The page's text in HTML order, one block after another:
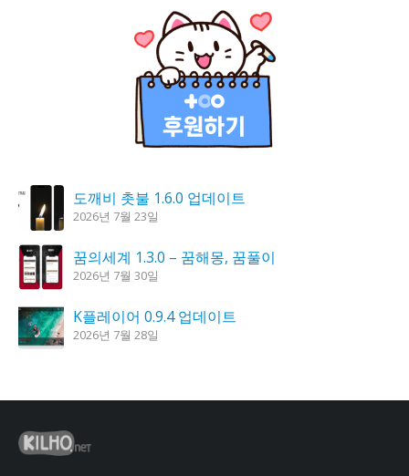
도깨비 촛불 1.6.0 업데이트
2026년 7월 23일
꿈의세계 1.3.0 – 꿈해몽, 꿈풀이
2026년 7월 30일
K플레이어 0.9.4 업데이트
2026년 7월 28일
칼무리 4.2.6 업데이트
2026년 7월 23일